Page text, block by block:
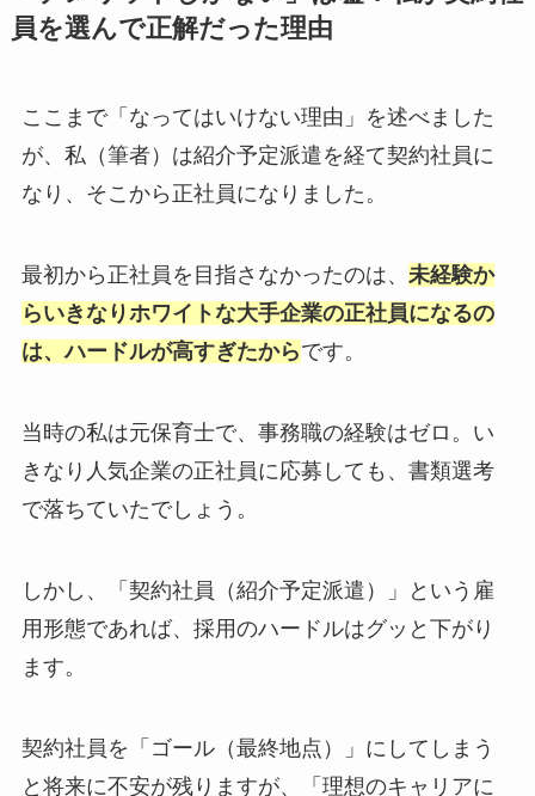
員を選んで正解だった理由
ここまで「なってはいけない理由」を述べました
が、私（筆者）は紹介予定派遣を経て契約社員に
なり、そこから正社員になりました。
最初から正社員を目指さなかったのは、 未経験か
らいきなりホワイトな大手企業の正社員になるの
は、ハードルが高すぎたからです。
当時の私は元保育士で、事務職の経験はゼロ。い
きなり人気企業の正社員に応募しても、書類選考
で落ちていたでしょう。
しかし、「契約社員（紹介予定派遣）」という雇
用形態であれば、採用のハードルはグッと下がり
ます。
契約社員を「ゴール（最終地点）」にしてしまう
と将来に不安が残りますが、「理想のキャリアに